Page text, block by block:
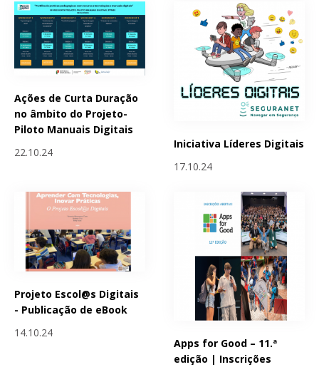
Ações de Curta Duração
no âmbito do Projeto-
Piloto Manuais Digitais
22.10.24
Iniciativa Líderes Digitais
17.10.24
Projeto Escol@s Digitais
- Publicação de eBook
14.10.24
Apps for Good – 11.ª
edição | Inscrições